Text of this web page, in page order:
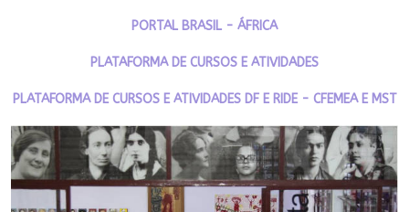
PORTAL BRASIL - ÁFRICA
PLATAFORMA DE CURSOS E ATIVIDADES
PLATAFORMA DE CURSOS E ATIVIDADES DF E RIDE - CFEMEA E MST